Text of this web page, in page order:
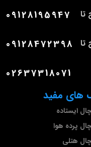
های مفید
ایستاده
پرده هوا
هتلی
9 صبح تا
09128195947
9 صبح تا
09128472398
02637318071